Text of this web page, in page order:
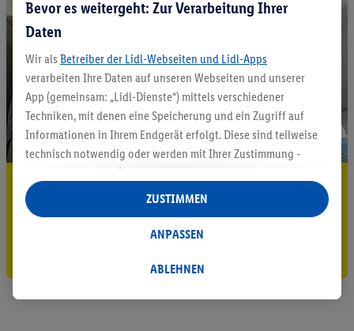
5.95 € Versand sparen³²ᵃ
Bevor es weitergeht: Zur Verarbeitung Ihrer
Daten
Wir als Betreiber der Lidl-Webseiten und Lidl-Apps
verarbeiten Ihre Daten auf unseren Webseiten und unserer
App (gemeinsam: „Lidl-Dienste“) mittels verschiedener
Techniken, mit denen eine Speicherung und ein Zugriff auf
Informationen in Ihrem Endgerät erfolgt. Diese sind teilweise
technisch notwendig oder werden mit Ihrer Zustimmung -
auch durch Partner (u.a.
Verantwortliche; im Zusammenhang mit dem IAB TCF
insgesamt
Statistik-Erstellung oder für personalisierte Werbung
Datenverarbeitungen für personalisierte Werbung werden
ABLEHNEN
ANPASSEN
ZUSTIMMEN